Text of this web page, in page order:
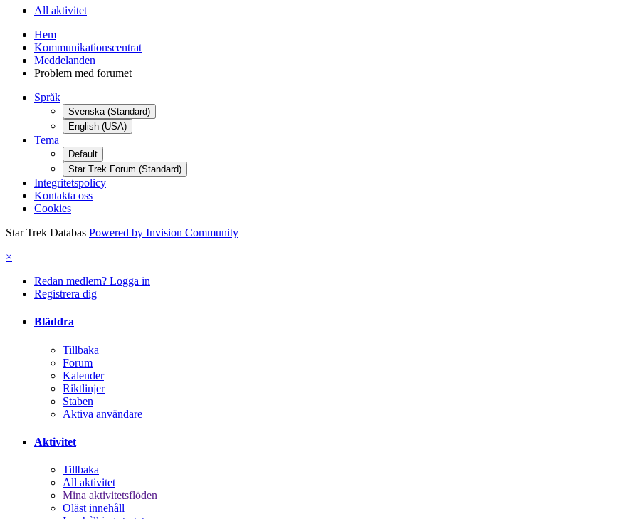
All aktivitet
Hem
Kommunikationscentrat
Meddelanden
Problem med forumet
Språk
Svenska (Standard)
English (USA)
Tema
Default
Star Trek Forum (Standard)
Integritetspolicy
Kontakta oss
Cookies
Star Trek Databas Powered by Invision Community
×
Redan medlem? Logga in
Registrera dig
Bläddra
Tillbaka
Forum
Kalender
Riktlinjer
Staben
Aktiva användare
Aktivitet
Tillbaka
All aktivitet
Mina aktivitetsflöden
Oläst innehåll